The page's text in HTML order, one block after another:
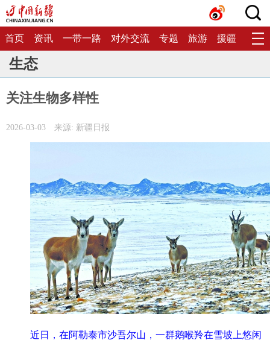
首页 资讯 一带一路 对外交流 专题 旅游 援疆 生态
生态
关注生物多样性
2026-03-03 来源: 新疆日报
近日，在阿勒泰市沙吾尔山，一群鹅喉羚在雪坡上悠闲